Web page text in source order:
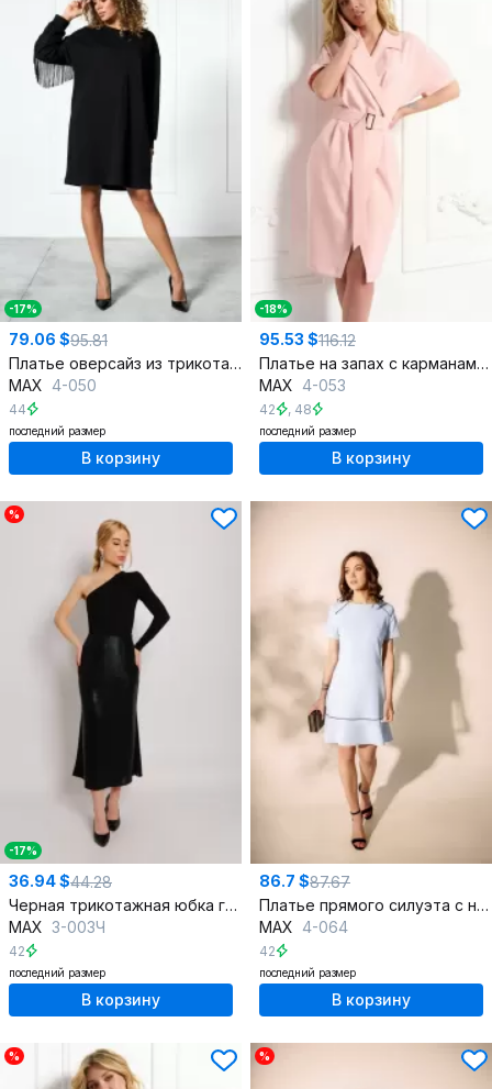
-17%
79.06 $95.81
Платье оверсайз из трикотажного материала с декором
MAX 4-050
44
последний размер
В корзину
-18%
95.53 $116.12
Платье на запах с карманами и боковыми складками
MAX 4-053
42 , 48
последний размер
В корзину
%
-17%
36.94 $44.28
Черная трикотажная юбка годе с потайной молнией
MAX 3-003Ч
42
последний размер
В корзину
86.7 $87.67
Платье прямого силуэта с нагрудными вытачками и воланом
MAX 4-064
42
последний размер
В корзину
% %